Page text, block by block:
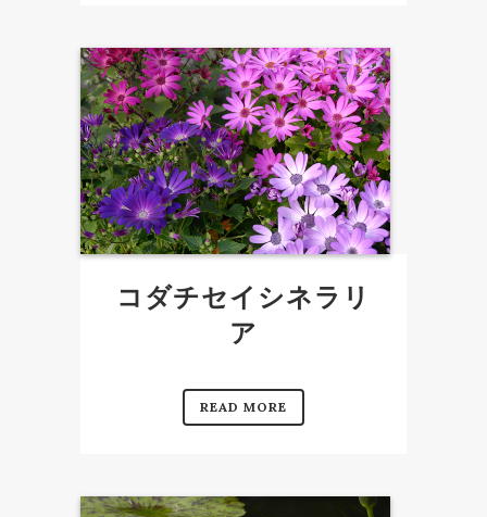
コダチセイシネラリ
ア
READ MORE